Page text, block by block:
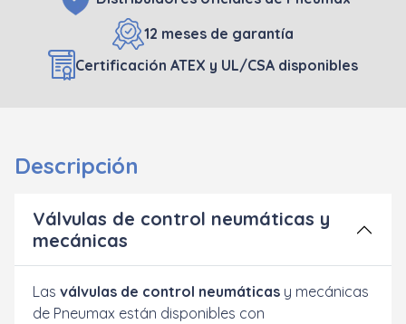
12 meses de garantía
Certificación ATEX y UL/CSA disponibles
Descripción
Válvulas de control neumáticas y
mecánicas
Las válvulas de control neumáticas y mecánicas
de Pneumax están disponibles con